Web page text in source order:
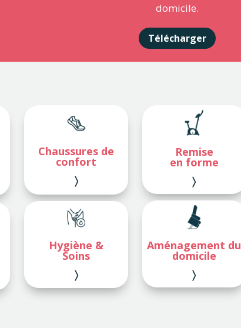
domicile.
Télécharger
Chaussures de
confort
〉
Hygiène &
Soins
〉
Remise
en forme
〉
Aménagement du
domicile
〉